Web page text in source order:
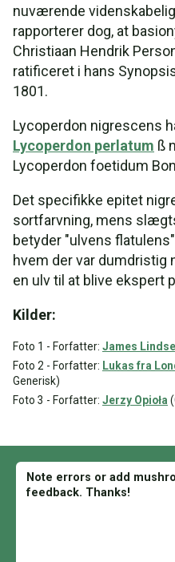
nuværende
rapporterer dog, at
Christiaan Hendrik
ratificeret i hans
1801.
Lycoperdon nigrescens
Lycoperdon perlatum ß
Lycoperdon foetidum
Det specifikke epitet
sortfarvning, mens
betyder "ulvens
hvem der var
en ulv til at blive ekspert
Kilder:
Foto 1 - Forfatter: James
Foto 2 - Forfatter: Lukas fra
Generisk)
Foto 3 - Forfatter: Jerzy Opioła